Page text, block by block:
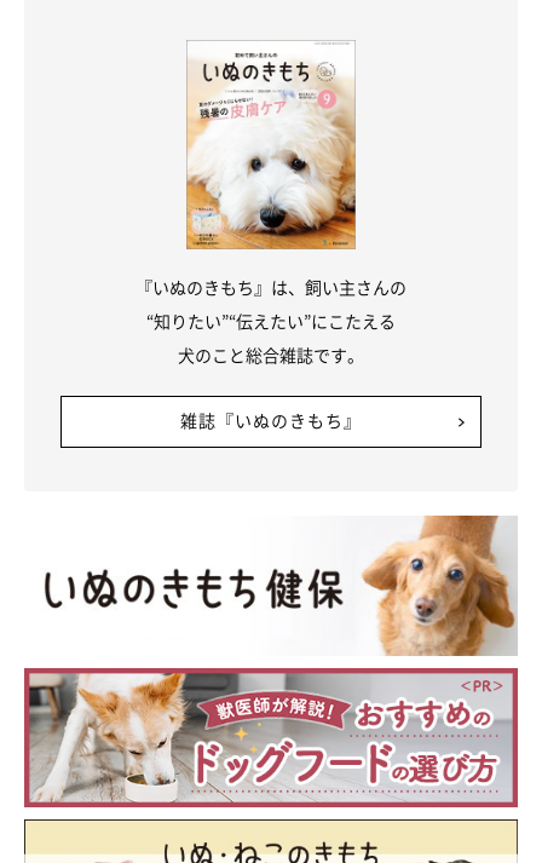
『いぬのきもち』は、飼い主さんの
“知りたい”“伝えたい”にこたえる
犬のこと総合雑誌です。
雑誌『いぬのきもち』